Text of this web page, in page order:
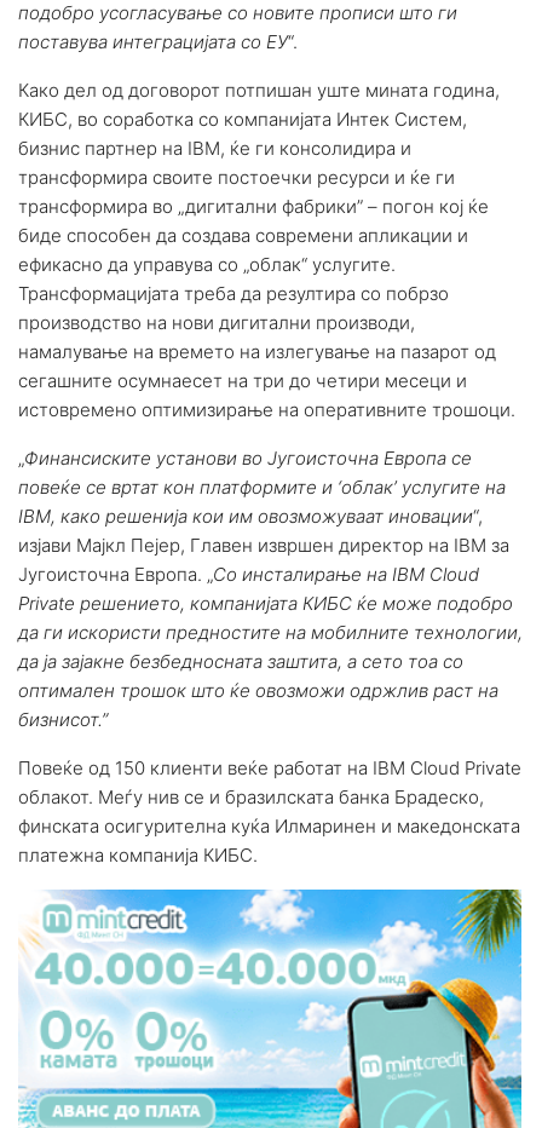
подобро усогласување со новите прописи што ги
поставува интеграцијата со ЕУ“.
Како дел од договорот потпишан уште мината година,
КИБС, во соработка со компанијата Интек Систем,
бизнис партнер на IBM, ќе ги консолидира и
трансформира своите постоечки ресурси и ќе ги
трансформира во „дигитални фабрики” – погон кој ќе
биде способен да создава современи апликации и
ефикасно да управува со „облак“ услугите.
Трансформацијата треба да резултира со побрзо
производство на нови дигитални производи,
намалување на времето на излегување на пазарот од
сегашните осумнаесет на три до четири месеци и
истовремено оптимизирање на оперативните трошоци.
„Финансиските установи во Југоисточна Европа се
повеќе се вртат кон платформите и ‘облак’ услугите на
IBM, како решенија кои им овозможуваат иновации“,
изјави Мајкл Пејер, Главен извршен директор на IBM за
Југоисточна Европа. „Со инсталирање на IBM Cloud
Private решението, компанијата КИБС ќе може подобро
да ги искористи предностите на мобилните технологии,
да ја зајакне безбедносната заштита, а сето тоа со
оптимален трошок што ќе овозможи одржлив раст на
бизнисот.”
Повеќе од 150 клиенти веќе работат на IBM Cloud Private
облакот. Меѓу нив се и бразилската банка Брадеско,
финската осигурителна куќа Илмаринен и македонската
платежна компанија КИБС.